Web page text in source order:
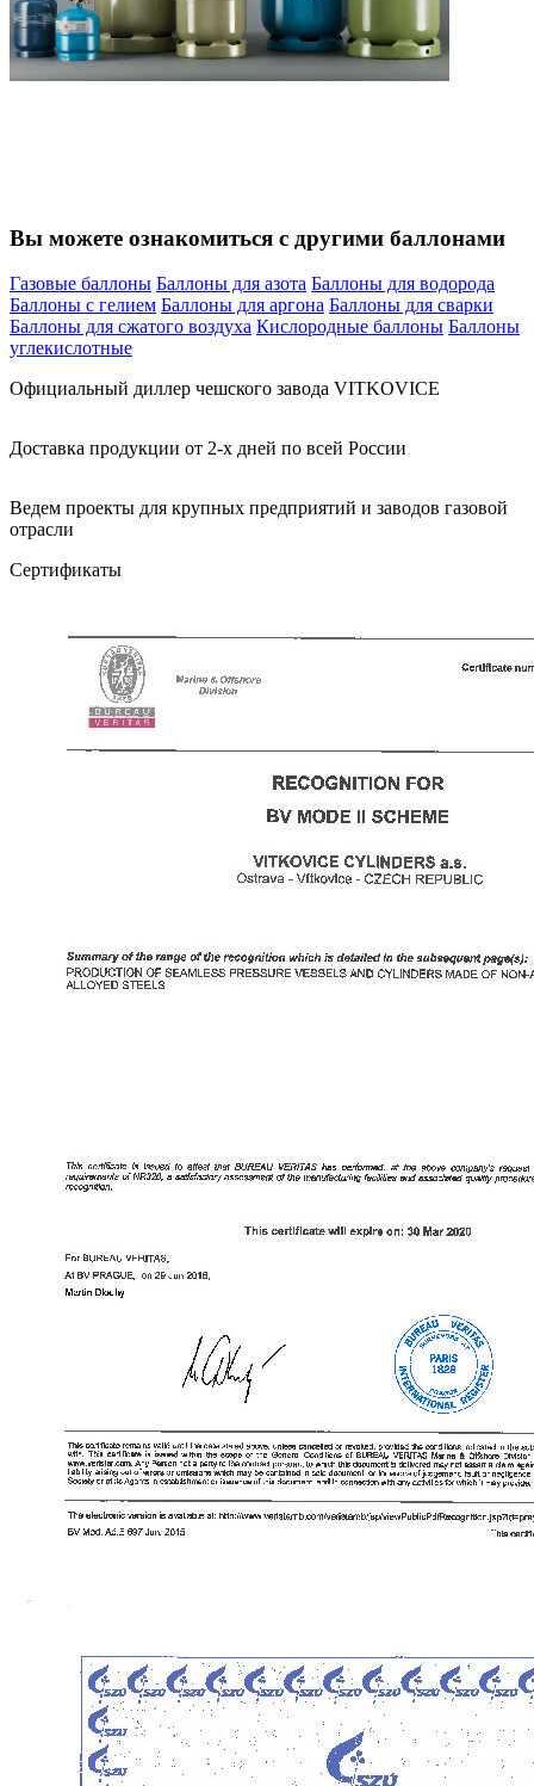
Вы можете ознакомиться с другими баллонами
Газовые баллоны Баллоны для азота Баллоны для водорода
Баллоны с гелием Баллоны для аргона Баллоны для сварки
Баллоны для сжатого воздуха Кислородные баллоны Баллоны
углекислотные
Официальный диллер чешского завода VITKOVICE
Доставка продукции от 2-х дней по всей России
Ведем проекты для крупных предприятий и заводов газовой
отрасли
Сертификаты